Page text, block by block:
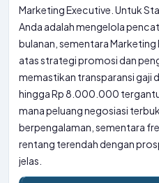
Marketing Executive. Untuk
Anda adalah mengelola
bulanan, sementara
atas strategi promosi dan
memastikan transparansi gaji
hingga Rp 8.000.000
mana peluang negosiasi
berpengalaman, sementara
rentang terendah dengan
jelas.